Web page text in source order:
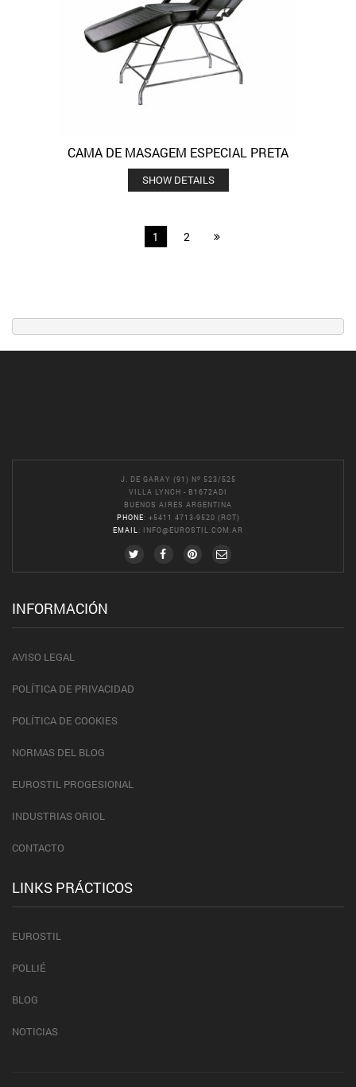
CAMA DE MASAGEM ESPECIAL PRETA
SHOW DETAILS
1 2
J. DE GARAY (91) Nº 523/525
VILLA LYNCH - B1672ADI
BUENOS AIRES ARGENTINA
PHONE: +5411 4713-9520 (ROT)
EMAIL : INFO@EUROSTIL.COM.AR
INFORMACIÓN
AVISO LEGAL
POLÍTICA DE PRIVACIDAD
POLÍTICA DE COOKIES
NORMAS DEL BLOG
EUROSTIL PROGESIONAL
INDUSTRIAS ORIOL
CONTACTO
LINKS PRÁCTICOS
EUROSTIL
POLLIÉ
BLOG
NOTICIAS